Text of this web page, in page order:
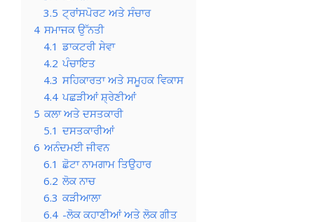
3.5 ਟ੍ਰਾਂਸਪੋਰਟ ਅਤੇ ਸੰਚਾਰ
4 ਸਮਾਜਕ ਉੱਨਤੀ
4.1 ਡਾਕਟਰੀ ਸੇਵਾ
4.2 ਪੰਚਾਇਤ
4.3 ਸਹਿਕਾਰਤਾ ਅਤੇ ਸਮੂਹਕ ਵਿਕਾਸ
4.4 ਪਛੜੀਆਂ ਸ਼੍ਰੇਣੀਆਂ
5 ਕਲਾ ਅਤੇ ਦਸਤਕਾਰੀ
5.1 ਦਸਤਕਾਰੀਆਂ
6 ਅਨੰਦਮਈ ਜੀਵਨ
6.1 ਛੋਟਾ ਨਾਮਗਾਮ ਤਿਉਹਾਰ
6.2 ਲੋਕ ਨਾਚ
6.3 ਕੜੀਆਲਾ
6.4 -ਲੋਕ ਕਹਾਣੀਆਂ ਅਤੇ ਲੋਕ ਗੀਤ